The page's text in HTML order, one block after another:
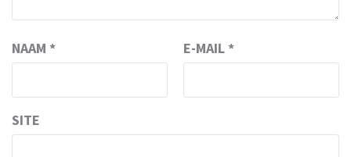
NAAM * E-MAIL *
SITE